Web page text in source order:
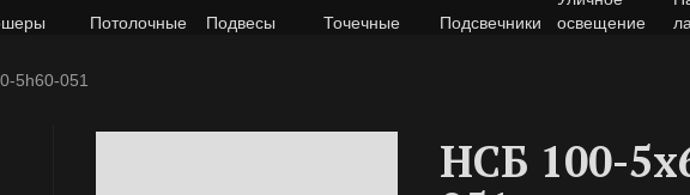
Потолочные Подвесы Точечные Подсвечники
освещение
5h60-051
НСБ 100-